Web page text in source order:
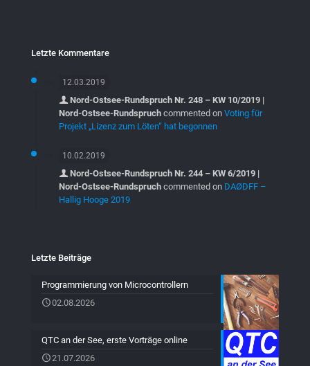
Letzte Kommentare
12.03.2019
Nord-Ostsee-Rundspruch Nr. 248 – KW 10/2019 |
Nord-Ostsee-Rundspruch commented on Voting für
Projekt „Lizenz zum Löten“ hat begonnen
10.02.2019
Nord-Ostsee-Rundspruch Nr. 244 – KW 6/2019 |
Nord-Ostsee-Rundspruch commented on DAØDFF –
Hallig Hooge 2019
Letzte Beiträge
Programmierung von Microcontrollern
02.08.2026
QTC an der See, erste Vorträge online
21.07.2026